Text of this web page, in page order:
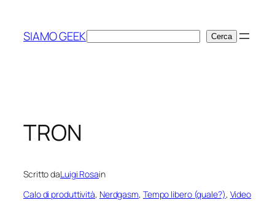
contenuto
SIAMO GEEKCerca Cerca
TRON
Scritto daLuigi Rosain
Calo di produttività, Nerdgasm, Tempo libero (quale?), Video